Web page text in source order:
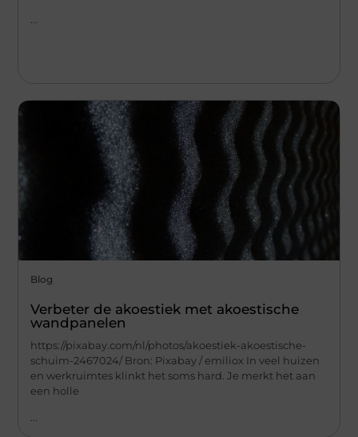
Blog
Verbeter de akoestiek met akoestische
wandpanelen
https://pixabay.com/nl/photos/akoestiek-akoestische-
schuim-2467024/ Bron: Pixabay / emiliox In veel huizen
en werkruimtes klinkt het soms hard. Je merkt het aan
een holle
...